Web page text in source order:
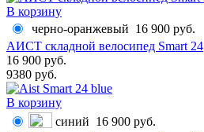
В корзину
черно-оранжевый 16 900 руб.
АИСТ складной велосипед Smart 24
16 900 руб.
9380 руб.
В корзину
синий 16 900 руб.